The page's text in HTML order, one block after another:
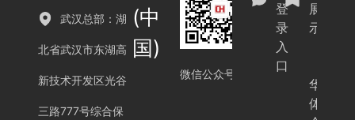
武汉总部：湖
北省武汉市东湖高
新技术开发区光谷
三路777号综合保
(中
国)
微信公众号
登
录
入
口
展
示
华
体